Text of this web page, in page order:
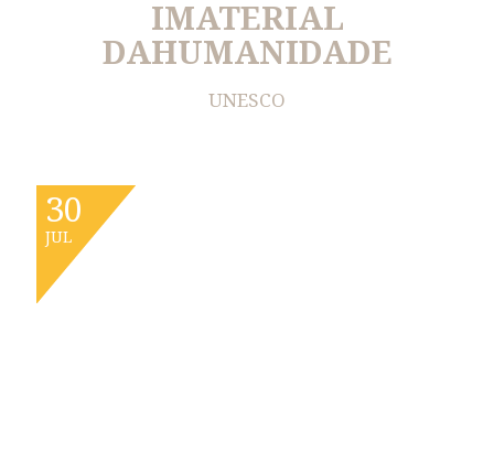
IMATERIAL
DAHUMANIDADE
UNESCO
30
JUL